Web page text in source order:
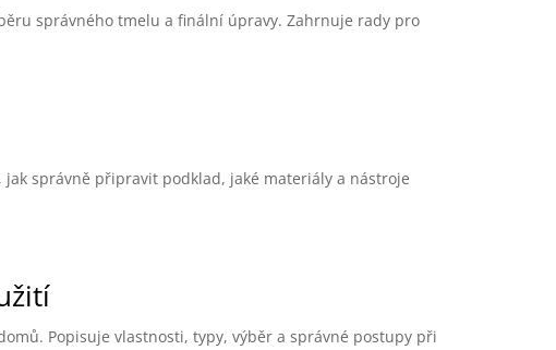
správného tmelu a finální úpravy. Zahrnuje rady pro
jak správně připravit podklad, jaké materiály a nástroje
Popisuje vlastnosti, typy, výběr a správné postupy při